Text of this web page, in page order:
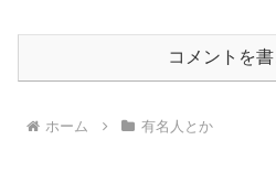
コメントを
ホーム 有名人とか